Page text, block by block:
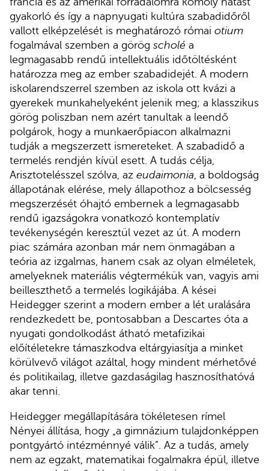
gyakorló és így a napnyugati kultúra szabadidőről
vallott elképzelését is meghatározó római otium
fogalmával szemben a görög scholé a
legmagasabb rendű intellektuális időtöltésként
határozza meg az ember szabadidejét. A modern
iskolarendszerrel szemben az iskola ott kvázi a
gyerekek munkahelyeként jelenik meg; a klasszikus
görög poliszban nem azért tanultak a leendő
polgárok, hogy a munkaerőpiacon alkalmazni
tudják a megszerzett ismereteket. A szabadidő a
termelés rendjén kívül esett. A tudás célja,
Arisztotelésszel szólva, az eudaimonia, a boldogság
állapotának elérése, mely állapothoz a bölcsesség
megszerzését óhajtó embernek a legmagasabb
rendű igazságokra vonatkozó kontemplatív
tevékenységén keresztül vezet az út. A modern
piac számára azonban már nem önmagában a
teória az izgalmas, hanem csak az olyan elméletek,
amelyeknek materiális végtermékük van, vagyis ami
beilleszthető a termelés logikájába. A kései
Heidegger szerint a modern ember a lét uralására
rendezkedett be, pontosabban a Descartes óta a
nyugati gondolkodást átható metafizikai
előítéletekre támaszkodva eltárgyiasítja a minket
körülvevő világot azáltal, hogy mindent mérhetővé
és politikailag, illetve gazdaságilag hasznosíthatóvá
akar tenni.
Heidegger megállapítására tökéletesen rímel
Nényei állítása, hogy „a gimnázium tulajdonképpen
pontgyártó intézménnyé válik”. Az a tudás, amely
nem az egzakt, matematikai fogalmakra épül, illetve